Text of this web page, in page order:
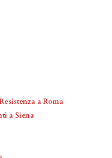
a Roma
a Siena